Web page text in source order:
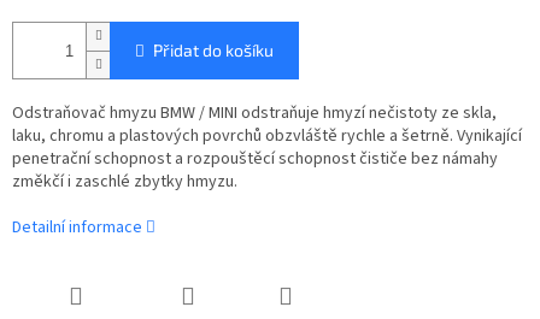
Přidat do košíku
Odstraňovač hmyzu BMW / MINI odstraňuje hmyzí nečistoty ze skla,
laku, chromu a plastových povrchů obzvláště rychle a šetrně. Vynikající
penetrační schopnost a rozpouštěcí schopnost čističe bez námahy
změkčí i zaschlé zbytky hmyzu.
Detailní informace